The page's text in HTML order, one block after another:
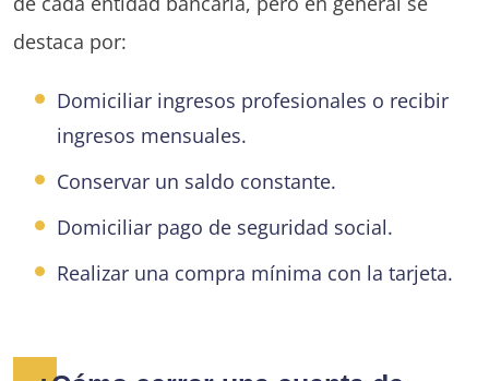
destaca por:
Domiciliar ingresos profesionales o recibir
ingresos mensuales.
Conservar un saldo constante.
Domiciliar pago de seguridad social.
Realizar una compra mínima con la tarjeta.